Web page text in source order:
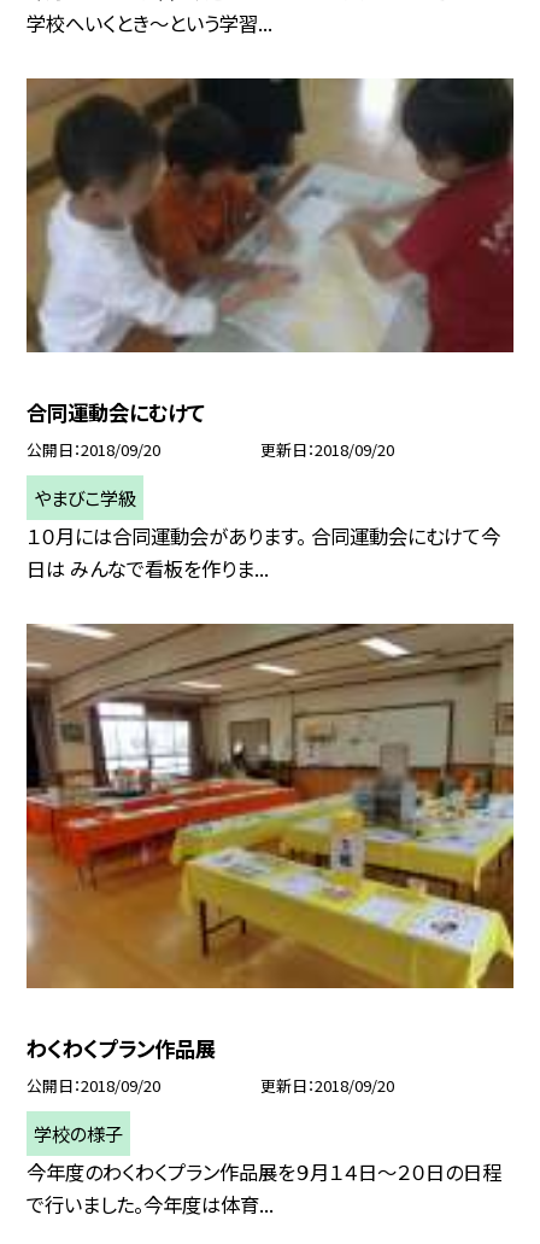
学校へいくとき〜という学習...
合同運動会にむけて
公開日 2018/09/20 更新日 2018/09/20
やまびこ学級
１０月には合同運動会があります。 合同運動会にむけて今
日は みんなで看板を作りま...
わくわくプラン作品展
公開日 2018/09/20 更新日 2018/09/20
学校の様子
今年度のわくわくプラン作品展を９月１４日〜２０日の日程
で行いました。今年度は体育...